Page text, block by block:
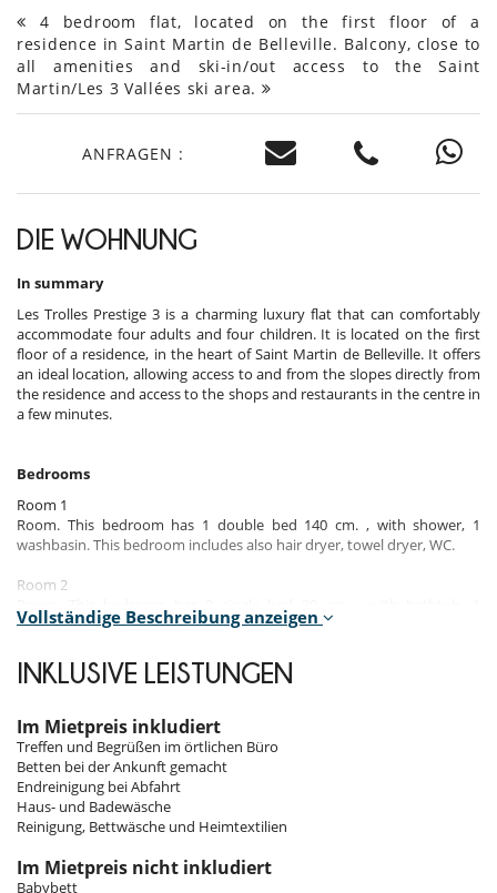
4 bedroom flat, located on the first floor of a
residence in Saint Martin de Belleville. Balcony, close to
all amenities and ski-in/out access to the Saint
Martin/Les 3 Vallées ski area.
ANFRAGEN :
DIE WOHNUNG
In summary
Les Trolles Prestige 3 is a charming luxury flat that can comfortably
accommodate four adults and four children. It is located on the first
floor of a residence, in the heart of Saint Martin de Belleville. It offers
an ideal location, allowing access to and from the slopes directly from
the residence and access to the shops and restaurants in the centre in
a few minutes.
Bedrooms
Room 1
Room. This bedroom has 1 double bed 140 cm. , with shower, 1
washbasin. This bedroom includes also hair dryer, towel dryer, WC.
Room 2
washbasin. This bedroom includes also hair dryer, towel dryer, WC.
Room 3
Room. This bedroom has 1 double bed 140 cm. , with shower, 1
Room 4
Room. This bedroom has 2 single bed 80 cm. , with bathtub, 1
washbasin. This bedroom includes also hair dryer, towel dryer, WC.
The rough wooden furniture is authentic and uncluttered, bringing a
Vollständige Beschreibung anzeigen
INKLUSIVE LEISTUNGEN
Im Mietpreis inkludiert
Treffen und Begrüßen im örtlichen Büro
Betten bei der Ankunft gemacht
Endreinigung bei Abfahrt
Haus- und Badewäsche
Reinigung, Bettwäsche und Heimtextilien
Im Mietpreis nicht inkludiert
Babybett